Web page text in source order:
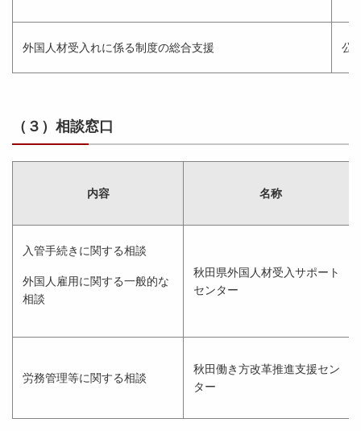
外国人材受入れに係る制度の総合支援 公
（３）相談窓口
内容 名称
入管手続きに関する相談
外国人雇用に関する一般的な
相談
秋田県外国人材受入サポート
センター
労務管理等に関する相談
秋田働き方改革推進支援セン
ター